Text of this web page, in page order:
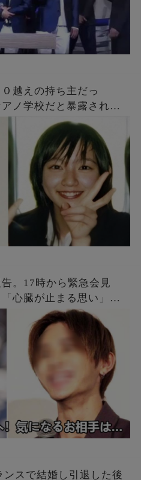
越えの持ち主だっ
ノ学校だと暴露され
感」「才色兼備じゃ
。17時から緊急会見
心臓が止まる思い」
絶句
ンスで結婚し引退した後